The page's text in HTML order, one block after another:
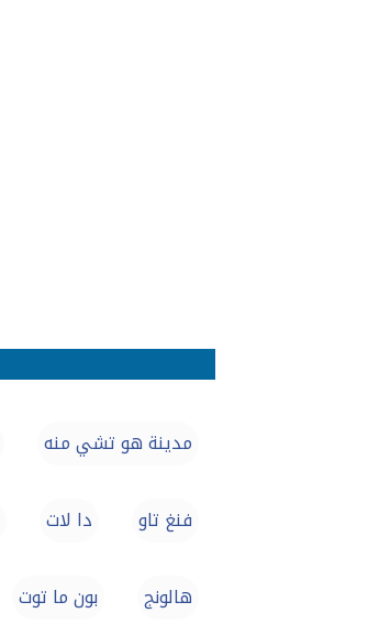
مدينة هو تشي منه
فنغ تاو دا لات
هالونج بون ما توت